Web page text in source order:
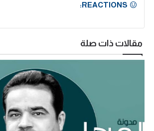
REACTIONS:
مقالات ذات صلة